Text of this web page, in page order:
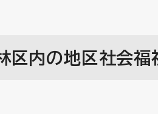
区内の地区社会